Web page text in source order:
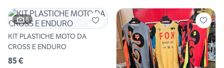
8
KIT PLASTICHE MOTO DA
CROSS E ENDURO
85 €